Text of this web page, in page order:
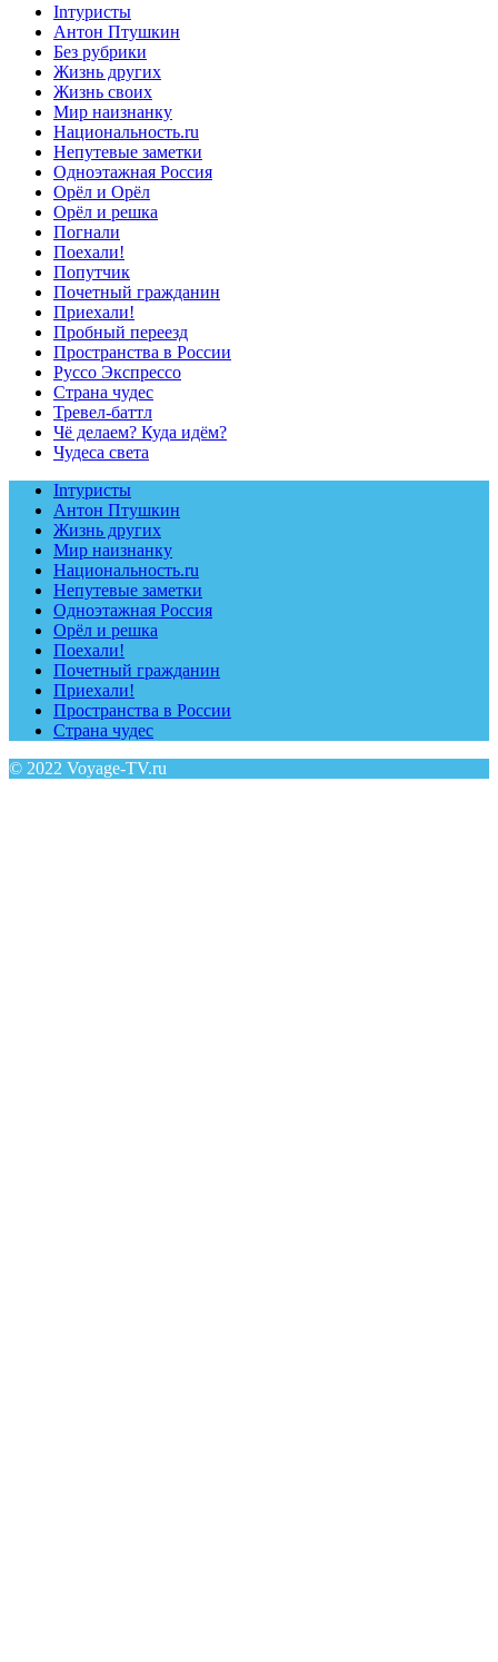
Inтуристы
Антон Птушкин
Без рубрики
Жизнь других
Жизнь своих
Мир наизнанку
Национальность.ru
Непутевые заметки
Одноэтажная Россия
Орёл и Орёл
Орёл и решка
Погнали
Поехали!
Попутчик
Почетный гражданин
Приехали!
Пробный переезд
Пространства в России
Руссо Экспрессо
Страна чудес
Тревел-баттл
Чё делаем? Куда идём?
Чудеса света
Inтуристы
Антон Птушкин
Жизнь других
Мир наизнанку
Национальность.ru
Непутевые заметки
Одноэтажная Россия
Орёл и решка
Поехали!
Почетный гражданин
Приехали!
Пространства в России
Страна чудес
© 2022 Voyage-TV.ru